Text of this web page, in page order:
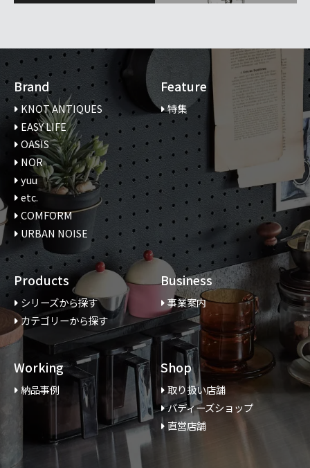
Brand
KNOT ANTIQUES
EASY LIFE
OASIS
NOR
yuu
etc.
COMFORM
URBAN NOISE
Feature
特集
Products
シリーズから探す
カテゴリーから探す
Business
事業案内
Working
納品事例
Shop
取り扱い店舗
バディーズショップ
直営店舗